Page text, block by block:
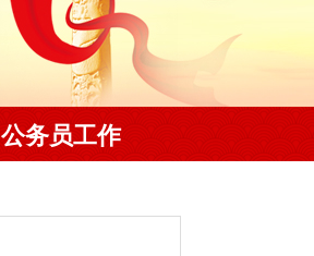
公务员工作